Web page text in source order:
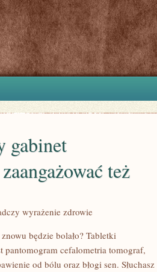
gabinet
też
wyrażenie zdrowie
będzie bolało? Tabletki
pantomogram cefalometria tomograf,
od bólu oraz błogi sen. Słuchasz